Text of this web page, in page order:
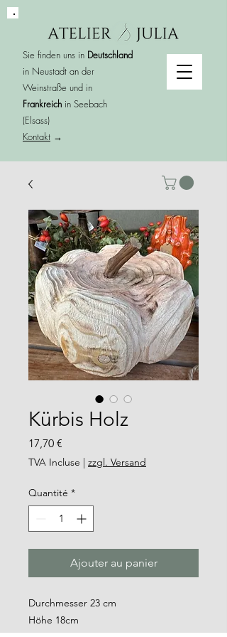
Sie finden uns in Deutschland
in Neustadt an der
Weinstraße und in
Frankreich in Seebach
(Elsass)
Kontakt →
Kürbis Holz
17,70 €
TVA Incluse | zzgl. Versand
Quantité *
Ajouter au panier
Durchmesser 23 cm
Höhe 18cm